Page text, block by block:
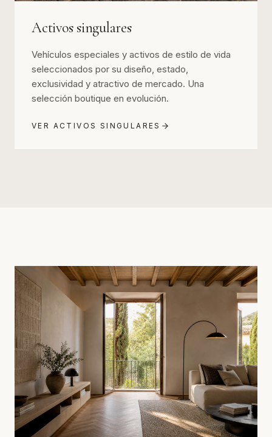
Activos singulares
Vehículos especiales y activos de estilo de vida
seleccionados por su diseño, estado,
exclusividad y atractivo de mercado. Una
selección boutique en evolución.
VER ACTIVOS SINGULARES